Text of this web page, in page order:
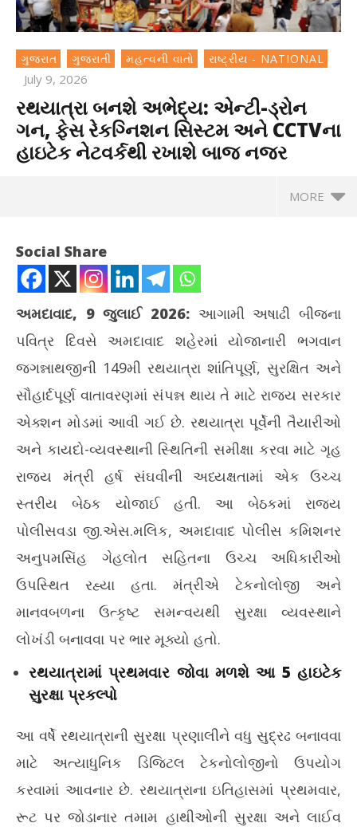
ગુજરાત ગુજરાતી મહત્વની વાતો રાષ્ટ્રીય - NATIONAL
July 9, 2026
રથયાત્રા બનશે અભેદ્ય: એન્ટી-ડ્રોન
ગન, ફેસ રેકગ્નિશન સિસ્ટમ અને CCTVના
હાઇટેક નેટવર્કથી રખાશે બાજ નજર
MORE
રથયાત્રા બનશે અભેદ્ય: એન્ટી-ડ્રોન ગન, ફેસ રેકગ્નિશન સિસ્ટમ
અને CCTVના હાઇટેક નેટવર્કથી રખાશે બાજ નજર
July
9,
2026
Social Share
અમદાવાદ, 9 જુલાઈ 2026: આગામી અષાઢી બીજના
પવિત્ર દિવસે અમદાવાદ શહેરમાં યોજાનારી ભગવાન
જગન્નાથજીની 149મી રથયાત્રા શાંતિપૂર્ણ, સુરક્ષિત અને
સૌહાર્દપૂર્ણ વાતાવરણમાં સંપન્ન થાય તે માટે રાજ્ય સરકાર
એક્શન મોડમાં આવી ગઈ છે. રથયાત્રા પૂર્વેની તૈયારીઓ
અને કાયદો-વ્યવસ્થાની સ્થિતિની સમીક્ષા કરવા માટે ગૃહ
રાજ્ય મંત્રી હર્ષ સંઘવીની અધ્યક્ષતામાં એક ઉચ્ચ
સ્તરીય બેઠક યોજાઈ હતી. આ બેઠકમાં રાજ્ય
પોલીસવડા જી.એસ.મલિક, અમદાવાદ પોલીસ કમિશનર
અનુપમસિંહ ગેહલોત સહિતના ઉચ્ચ અધિકારીઓ
ઉપસ્થિત રહ્યા હતા. મંત્રીએ ટેકનોલોજી અને
માનવબળના ઉત્કૃષ્ટ સમન્વયથી સુરક્ષા વ્યવસ્થાને
લોખંડી બનાવવા પર ભાર મૂક્યો હતો.
રથયાત્રામાં પ્રથમવાર જોવા મળશે આ 5 હાઇટેક
સુરક્ષા પ્રકલ્પો
આ વર્ષે રથયાત્રાની સુરક્ષા પ્રણાલીને વધુ સુદ્રઢ બનાવવા
માટે અત્યાધુનિક ડિજિટલ ટેકનોલોજીનો ઉપયોગ
કરવામાં આવનાર છે. રથયાત્રાના ઇતિહાસમાં પ્રથમવાર,
રૂટ પર જોડાનાર તમામ હાથીઓની સુરક્ષા અને લાઈવ